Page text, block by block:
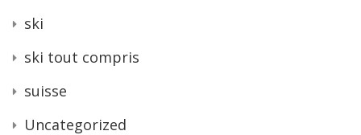
ski
ski tout compris
suisse
Uncategorized